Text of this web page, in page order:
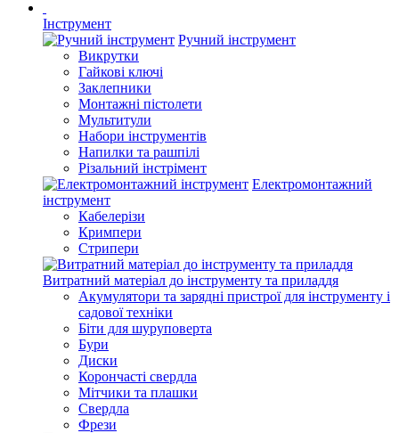
Інструмент
Ручний інструмент
Викрутки
Гайкові ключі
Заклепники
Монтажні пістолети
Мультитули
Набори інструментів
Напилки та рашпілі
Різальний інстрімент
Електромонтажний
інструмент
Кабелерізи
Кримпери
Стрипери
Витратний матеріал до інструменту та приладдя
Акумулятори та зарядні пристрої для інструменту і
садової техніки
Біти для шуруповерта
Бури
Диски
Корончасті свердла
Мітчики та плашки
Свердла
Фрези